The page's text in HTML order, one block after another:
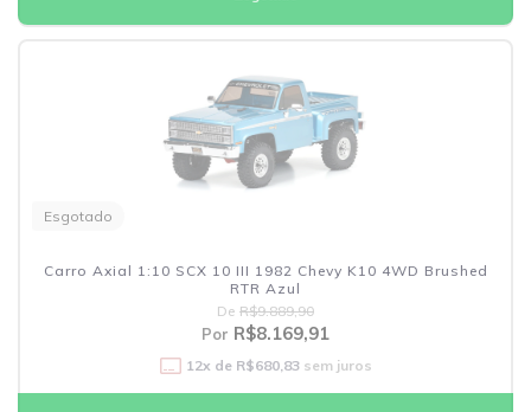
Esgotado
Carro Axial 1:10 SCX 10 III 1982 Chevy K10 4WD Brushed
RTR Azul
De R$9.889,90
Por R$8.169,91
12x de R$680,83sem juros